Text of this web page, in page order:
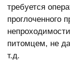
требуется
проглоченного
питомцем, не
т.д.